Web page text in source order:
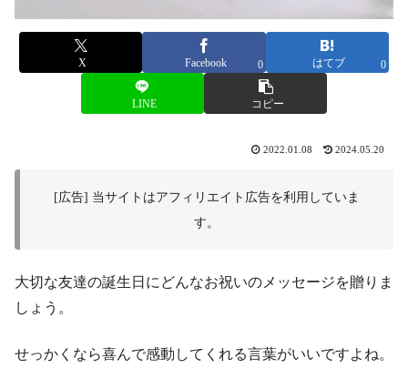
X Facebook 0 はてブ 0
LINE コピー
2022.01.08 2024.05.20
[広告] 当サイトはアフィリエイト広告を利用していま
す。
大切な友達の誕生日にどんなお祝いのメッセージを贈りま
しょう。
せっかくなら喜んで感動してくれる言葉がいいですよね。